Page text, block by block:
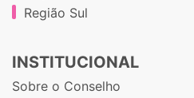
Região Sul
INSTITUCIONAL
Sobre o Conselho